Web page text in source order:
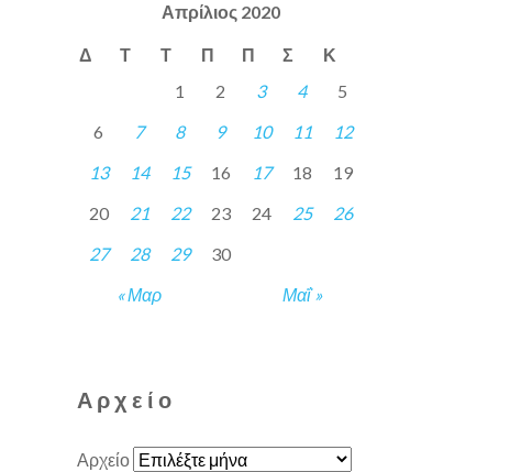
Απρίλιος 2020
Δ Τ Τ Π Π Σ Κ
« Μαρ Μαΐ »
1 2 3 4
5
6
7 8 9 10 11
12
13
14 15 16 17 18
19
20
21 22 23 24 25
26
27
28 29 30
Αρχείο
Αρχείο